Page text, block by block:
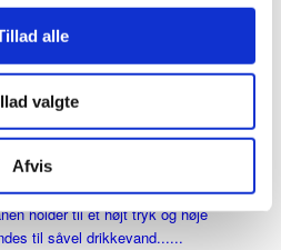
alle
valgte
Afvis
muf/muf m.
er produceret i Italien og
med en speciel resistent
der i daglig tale går under
holder til et højt tryk og høje
til såvel drikkevand......